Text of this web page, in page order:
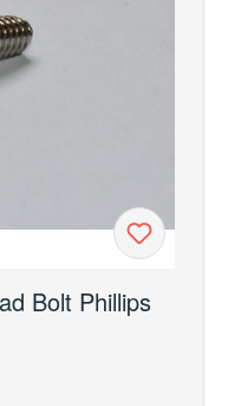
Bolt Phillips